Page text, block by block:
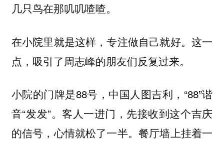
几只鸟在那叽叽喳喳。
在小院里就是这样，专注做自己就好。这一
点，吸引了周志峰的朋友们反复过来。
小院的门牌是88号，中国人图吉利，“88”谐
音“发发”。客人一进门，先接收到这个吉庆
的信号，心情就松了一半。餐厅墙上挂着一